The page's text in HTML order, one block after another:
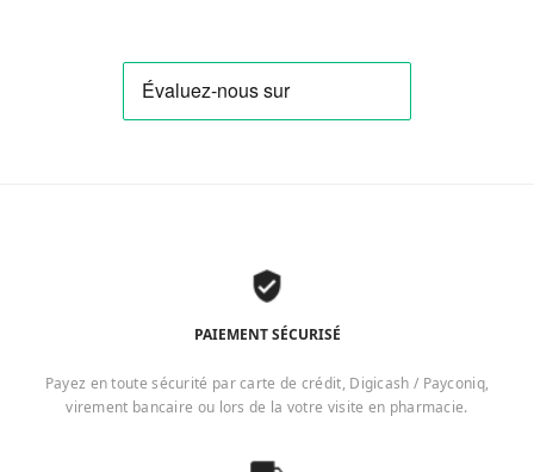
PAIEMENT SÉCURISÉ
Payez en toute sécurité par carte de crédit, Digicash / Payconiq,
virement bancaire ou lors de la votre visite en pharmacie.